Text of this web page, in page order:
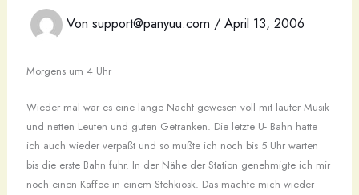
Von support@panyuu.com / April 13, 2006
Morgens um 4 Uhr
Wieder mal war es eine lange Nacht gewesen voll mit lauter Musik
und netten Leuten und guten Getränken. Die letzte U- Bahn hatte
ich auch wieder verpaßt und so mußte ich noch bis 5 Uhr warten
bis die erste Bahn fuhr. In der Nähe der Station genehmigte ich mir
noch einen Kaffee in einem Stehkiosk. Das machte mich wieder